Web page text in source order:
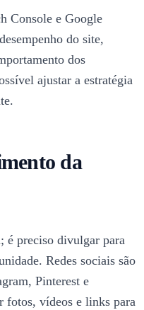
Console e Google
do site,
dos
ajustar a estratégia
da
é preciso divulgar para
Redes sociais são
Pinterest e
fotos, vídeos e links para